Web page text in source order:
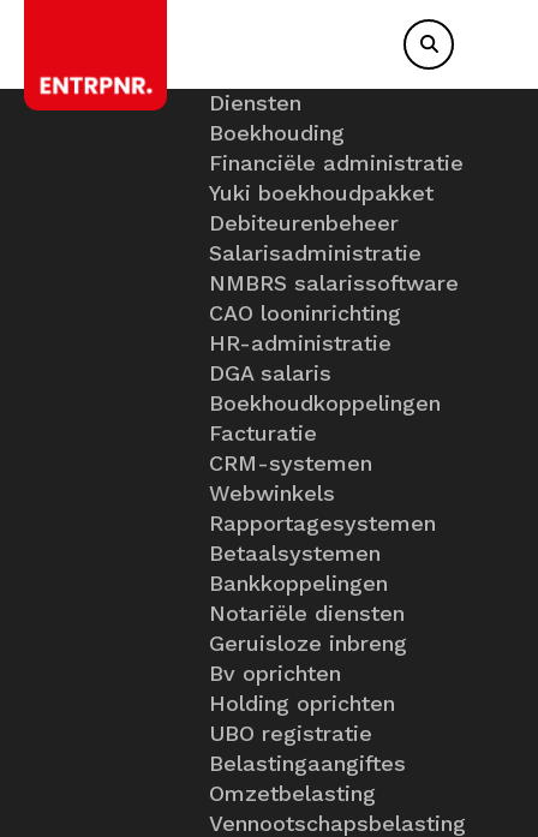
Diensten
Boekhouding
Financiële administratie
Yuki boekhoudpakket
Debiteurenbeheer
Salarisadministratie
NMBRS salarissoftware
CAO looninrichting
HR-administratie
DGA salaris
Boekhoudkoppelingen
Facturatie
CRM-systemen
Webwinkels
Rapportagesystemen
Betaalsystemen
Bankkoppelingen
Notariële diensten
Geruisloze inbreng
Bv oprichten
Holding oprichten
UBO registratie
Belastingaangiftes
Omzetbelasting
Vennootschapsbelasting